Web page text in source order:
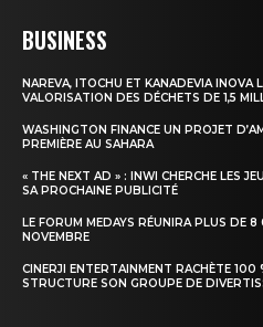
BUSINESS
NAREVA, ITOCHU ET KANADEVIA INOVA
VALORISATION DES DÉCHETS DE 1,5
WASHINGTON FINANCE UN PROJET
PREMIÈRE AU SAHARA
« THE NEXT AD » : INWI CHERCHE LES
SA PROCHAINE PUBLICITÉ
LE FORUM MEDAYS RÉUNIRA PLUS DE
NOVEMBRE
CINERJI ENTERTAINMENT RACHÈTE
STRUCTURE SON GROUPE DE